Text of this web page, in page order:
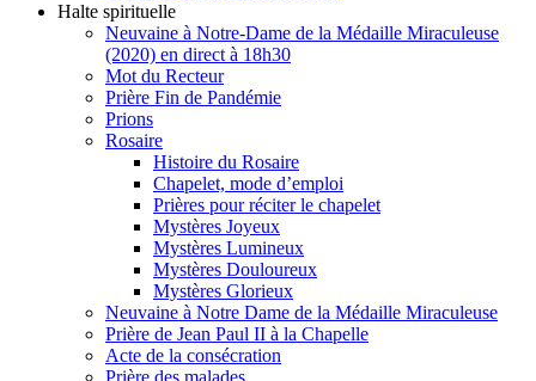
Halte spirituelle
Neuvaine à Notre-Dame de la Médaille Miraculeuse
(2020) en direct à 18h30
Mot du Recteur
Prière Fin de Pandémie
Prions
Rosaire
Histoire du Rosaire
Chapelet, mode d’emploi
Prières pour réciter le chapelet
Mystères Joyeux
Mystères Lumineux
Mystères Douloureux
Mystères Glorieux
Neuvaine à Notre Dame de la Médaille Miraculeuse
Prière de Jean Paul II à la Chapelle
Acte de la consécration
Prière des malades